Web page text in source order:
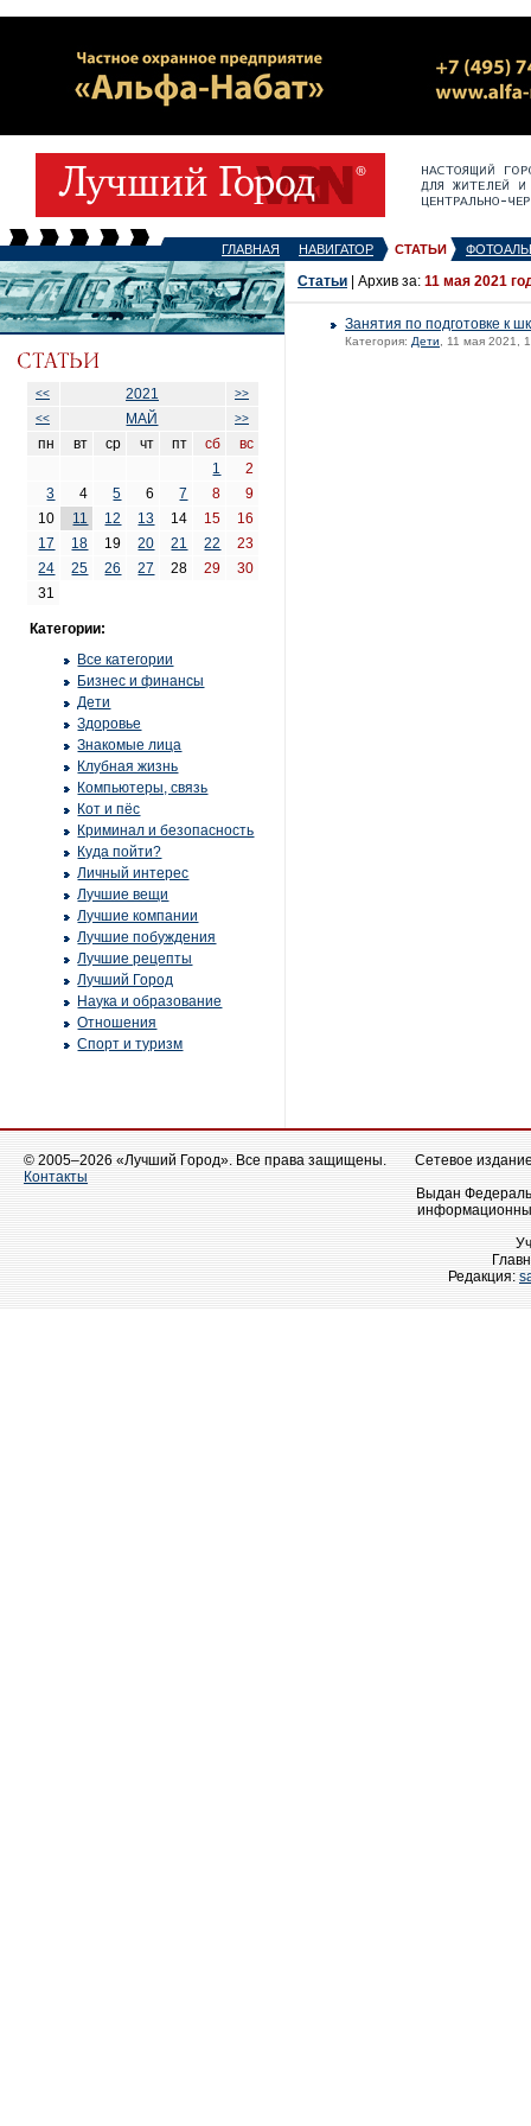
ГЛАВНАЯ НАВИГАТОР СТАТЬИ
<< 2021
>>
<<
МАЙ >>
пн вт ср чт пт сб
вс
1
2
3
4 5 6 7 8
9
10
11 12 13 14 15
16
17
18 19 20 21 22
23
24
25 26 27 28 29
30
31
Категории:
Все категории
Бизнес и финансы
Дети
Здоровье
Знакомые лица
Клубная жизнь
Компьютеры, связь
Кот и пёс
Криминал и безопасность
Куда пойти?
Личный интерес
Лучшие вещи
Лучшие компании
Лучшие побуждения
Лучшие рецепты
Лучший Город
Наука и образование
Отношения
Спорт и туризм
Статьи | Архив за: 11 мая 2021
Занятия по подготовке к
Категория: Дети , 11 мая 2021,
© 2005–2026 «Лучший Город». Все права защищены.
Контакты
Сетевое
Выдан
Редакция: